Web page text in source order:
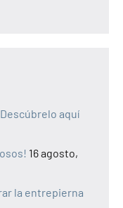
aquí
16 agosto,
la entrepierna